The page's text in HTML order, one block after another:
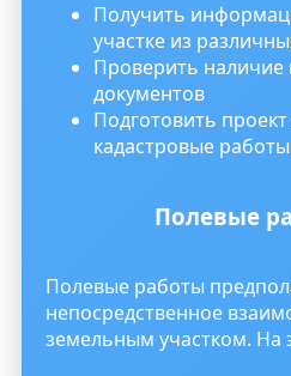
Получить
участке из
Проверить наличие
документов
Подготовить
кадастровые работы
Полевые
Полевые работы
непосредственное
земельным участком. На